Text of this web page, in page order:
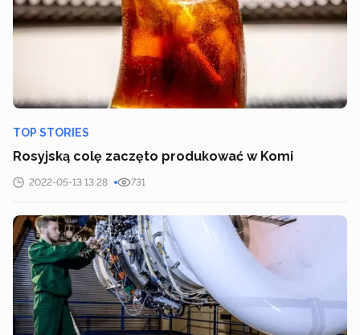
TOP STORIES
Rosyjską colę zaczęto produkować w Komi
2022-05-13 13:28 731